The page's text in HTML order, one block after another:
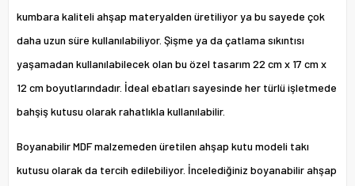
kumbara kaliteli ahşap materyalden üretiliyor ya bu sayede çok
daha uzun süre kullanılabiliyor. Şişme ya da çatlama sıkıntısı
yaşamadan kullanılabilecek olan bu özel tasarım 22 cm x 17 cm x
12 cm boyutlarındadır. İdeal ebatları sayesinde her türlü işletmede
bahşiş kutusu olarak rahatlıkla kullanılabilir.
Boyanabilir MDF malzemeden üretilen ahşap kutu modeli takı
kutusu olarak da tercih edilebiliyor. İncelediğiniz boyanabilir ahşap